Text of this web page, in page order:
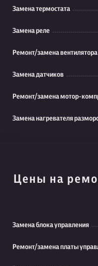
Замена термостата
Замена реле
Ремонт/замена вентилятора
Замена датчиков
Ремонт/замена мотор-
Замена нагревателя
Цены на
Замена блока управления
Ремонт/замена платы